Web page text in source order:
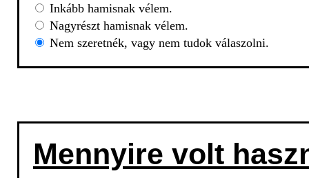
Inkább hamisnak vélem.
Nagyrészt hamisnak vélem.
Nem szeretnék, vagy nem tudok válaszolni.
Mennyire volt